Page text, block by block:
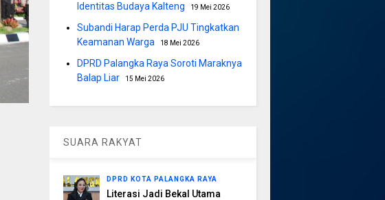
Identitas Budaya Kalteng
19 Mei 2026
Subandi Harap Perda PJU Tingkatkan
Keamanan Warga
18 Mei 2026
DPRD Palangka Raya Soroti Maraknya
Balap Liar
15 Mei 2026
SUARA RAKYAT
DPRD KOTA PALANGKA RAYA
Literasi Jadi Bekal Utama